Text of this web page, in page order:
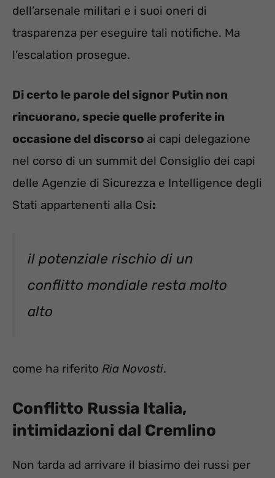
dell’arsenale militari e i suoi oneri di
trasparenza per eseguire tali notifiche. Ma
l’escalation prosegue.
Di certo le parole del signor Putin non
rincuorano, specie quelle proferite in
occasione del discorso ai capi delegazione
nel corso di un summit del Consiglio dei capi
delle Agenzie di Sicurezza e Intelligence degli
Stati appartenenti alla Csi:
il potenziale rischio di un
conflitto mondiale resta molto
alto
come ha riferito Ria Novosti.
Conflitto Russia Italia,
intimidazioni dal Cremlino
Non tarda ad arrivare il biasimo dei russi per